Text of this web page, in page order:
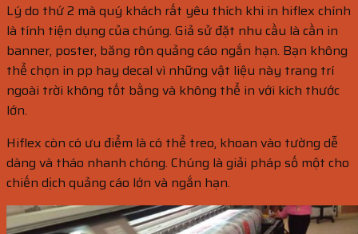
Lý do thứ 2 mà quý khách rất yêu thích khi in hiflex chính
là tính tiện dụng của chúng. Giả sử đặt nhu cầu là cần in
banner, poster, băng rôn quảng cáo ngắn hạn. Bạn không
thể chọn in pp hay decal vì những vật liệu này trang trí
ngoài trời không tốt bằng và không thể in với kích thước
lớn.
Hiflex còn có ưu điểm là có thể treo, khoan vào tường dễ
dàng và tháo nhanh chóng. Chúng là giải pháp số một cho
chiến dịch quảng cáo lớn và ngắn hạn.